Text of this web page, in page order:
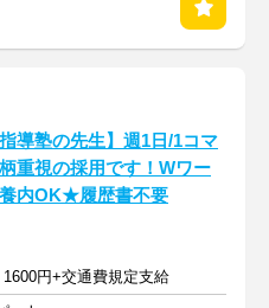
指導塾の先生】週1日/1コマ
重視の採用です！Wワー
内OK★履歴書不要
円+交通費規定支給